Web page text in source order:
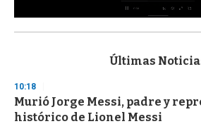
s
d
s
o
f
Últimas
10:18
Murió Jorge Messi, padre y
histórico de Lionel Messi